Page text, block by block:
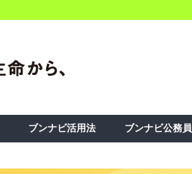
ブンナビ活用法 ブンナビ公務員